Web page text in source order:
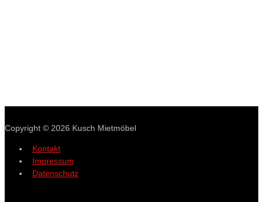
Copyright © 2026 Kusch Mietmöbel
Kontakt
Impressum
Datenschutz